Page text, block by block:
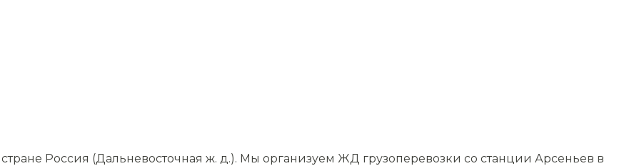
Россия (Дальневосточная ж. д.). Мы организуем ЖД грузоперевозки со станции Арсеньев в